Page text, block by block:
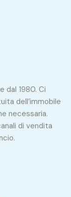
dal 1980. Ci
dell’immobile
necessaria.
di vendita